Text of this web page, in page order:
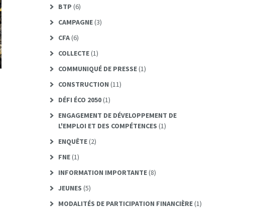
BTP (6)
CAMPAGNE(3)
CFA(6)
COLLECTE(1)
COMMUNIQUÉ DE PRESSE(1)
CONSTRUCTION (11)
DÉFI ÉCO 2050(1)
ENGAGEMENT DE DÉVELOPPEMENT DE
L'EMPLOI ET DES COMPÉTENCES (1)
ENQUÊTE(2)
FNE(1)
INFORMATION IMPORTANTE(8)
JEUNES (5)
MODALITÉS DE PARTICIPATION FINANCIÈRE(1)